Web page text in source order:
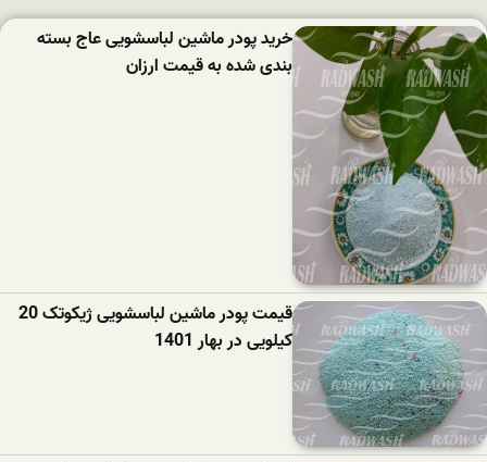
خرید پودر ماشین لباسشویی عاج بسته
بندی شده به قیمت ارزان
قیمت پودر ماشین لباسشویی ژیکوتک 20
کیلویی در بهار 1401